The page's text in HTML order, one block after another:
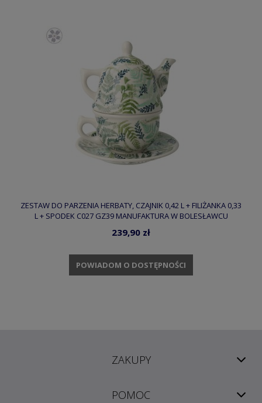
ZESTAW DO PARZENIA HERBATY, CZAJNIK 0,42 L + FILIŻANKA 0,33
L + SPODEK C027 GZ39 MANUFAKTURA W BOLESŁAWCU
239,90 zł
POWIADOM O DOSTĘPNOŚCI
ZAKUPY
POMOC